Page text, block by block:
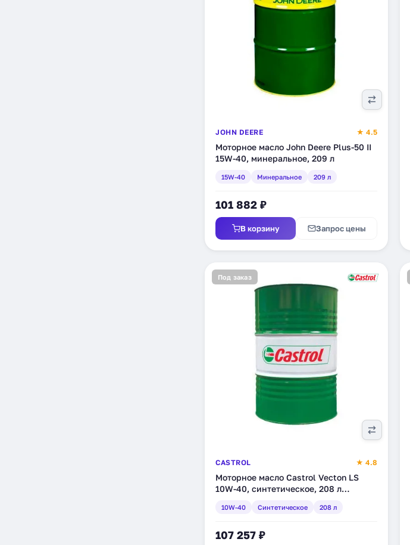
JOHN DEERE ★ 4.5
Моторное масло John Deere Plus-50 II
15W-40, минеральное, 209 л
15W-40 Минеральное 209 л
101 882 ₽
В корзину Запрос цены
Под заказ
CASTROL ★ 4.8
Моторное масло Castrol Vecton LS
10W-40, синтетическое, 208 л
10W-40 Синтетическое 208 л
107 257 ₽